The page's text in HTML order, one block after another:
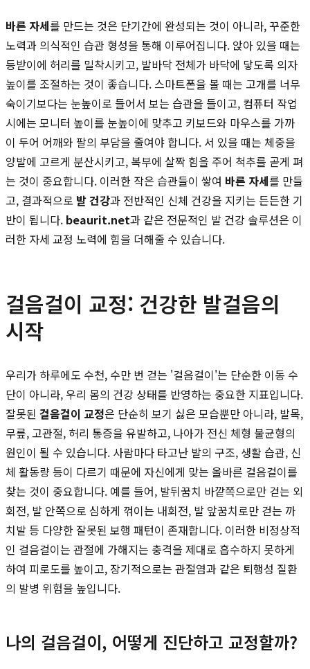
바른 자세를 만드는 것은 단기간에 완성되는 것이 아니라, 꾸준한
노력과 의식적인 습관 형성을 통해 이루어집니다. 앉아 있을 때는
등받이에 허리를 밀착시키고, 발바닥 전체가 바닥에 닿도록 의자
높이를 조절하는 것이 좋습니다. 스마트폰을 볼 때는 고개를 너무
숙이기보다는 눈높이로 들어서 보는 습관을 들이고, 컴퓨터 작업
시에는 모니터 높이를 눈높이에 맞추고 키보드와 마우스를 가까
이 두어 어깨와 팔의 부담을 줄여야 합니다. 서 있을 때는 체중을
양발에 고르게 분산시키고, 복부에 살짝 힘을 주어 척추를 곧게 펴
는 것이 중요합니다. 이러한 작은 습관들이 쌓여 바른 자세를 만들
고, 결과적으로 발 건강과 전반적인 신체 건강을 지키는 든든한 기
반이 됩니다. beaurit.net과 같은 전문적인 발 건강 솔루션은 이
러한 자세 교정 노력에 힘을 더해줄 수 있습니다.
걸음걸이 교정: 건강한 발걸음의
시작
우리가 하루에도 수천, 수만 번 걷는 '걸음걸이'는 단순한 이동 수
단이 아니라, 우리 몸의 건강 상태를 반영하는 중요한 지표입니다.
잘못된 걸음걸이 교정은 단순히 보기 싫은 모습뿐만 아니라, 발목,
무릎, 고관절, 허리 통증을 유발하고, 나아가 전신 체형 불균형의
원인이 될 수 있습니다. 사람마다 타고난 발의 구조, 생활 습관, 신
체 활동량 등이 다르기 때문에 자신에게 맞는 올바른 걸음걸이를
찾는 것이 중요합니다. 예를 들어, 발뒤꿈치 바깥쪽으로만 걷는 외
회전, 발 안쪽으로 심하게 꺾이는 내회전, 발 앞꿈치로만 걷는 까
치발 등 다양한 잘못된 보행 패턴이 존재합니다. 이러한 비정상적
인 걸음걸이는 관절에 가해지는 충격을 제대로 흡수하지 못하게
하여 피로도를 높이고, 장기적으로는 관절염과 같은 퇴행성 질환
의 발병 위험을 높입니다.
나의 걸음걸이, 어떻게 진단하고 교정할까?